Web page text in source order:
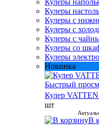
Кулеры
Кулеры
Кулеры с
Кулеры с
Кулеры с
Кулеры со
Кулеры
Новинка
Быстрый
Кулер
шт
В